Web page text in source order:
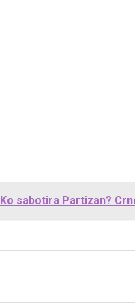
Ko sabotira Partizan?